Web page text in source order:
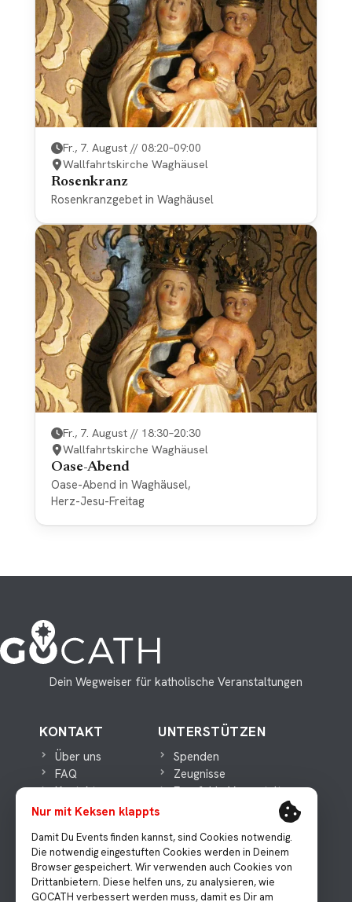
Fr., 7. August // 08:20–09:00
Wallfahrtskirche Waghäusel
Rosenkranz
Rosenkranzgebet in Waghäusel
Fr., 7. August // 18:30–20:30
Wallfahrtskirche Waghäusel
Oase-Abend
Oase-Abend in Waghäusel,
Herz-Jesu-Freitag
Dein Wegweiser für katholische Veranstaltungen
KONTAKT
Über uns
FAQ
Kontakt
UNTERSTÜTZEN
Spenden
Zeugnisse
Empfehle Veranstaltungen
WICHTIGES
Datenschutz
Impressum
MEDIEN
Presse
Instagram
Facebook
Nur mit Keksen klappts
Damit Du Events finden kannst, sind Cookies notwendig.
Die notwendig eingestuften Cookies werden in Deinem
Browser gespeichert. Wir verwenden auch Cookies von
Drittanbietern. Diese helfen uns, zu analysieren, wie
GOCATH verbessert werden muss, damit es Dir am